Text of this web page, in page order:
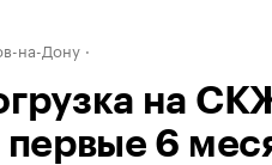
на-Дону
на
первые 6